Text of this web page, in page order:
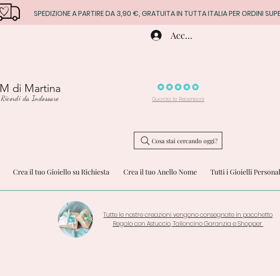
SPEDIZIONE A PARTIRE DA 3,90 €, GRATUITA IN TUTTA ITALIA PER ORDINI
M di Martina
Ricordi da Indossare
Accedi
Guarda le Recensioni
Cosa stai cercando oggi?
Crea il tuo Gioiello su Richiesta Crea il tuo Anello Nome Tutti i Gioielli
Tutte le nostre creazioni vengono consegnate in pacchetto
Regalo con Astuccio, Talloncino Garanzia e Shopper